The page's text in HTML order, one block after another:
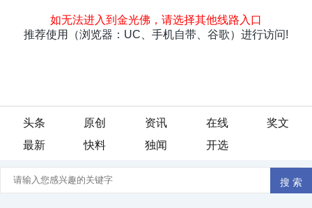
头条 原创 资讯 在线
奖文
最新
快料 独闻 开选